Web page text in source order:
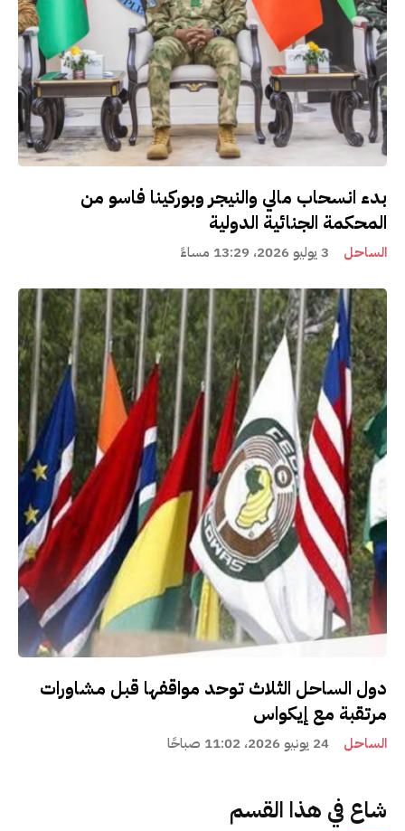
بدء انسحاب مالي والنيجر وبوركينا فاسو من
المحكمة الجنائية الدولية
الساحل 3 يوليو 2026، 13:29 مساءً
دول الساحل الثلاث توحد مواقفها قبل مشاورات
مرتقبة مع إيكواس
الساحل 24 يونيو 2026، 11:02 صباحًا
شاع في هذا القسم